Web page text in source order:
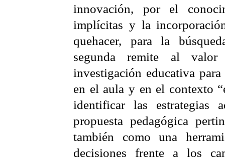
innovación, por el
implícitas y la
quehacer, para la
segunda remite al
investigación educativa
en el aula y en el contexto
identificar las estrategias
propuesta pedagógica
también como una
decisiones frente a los